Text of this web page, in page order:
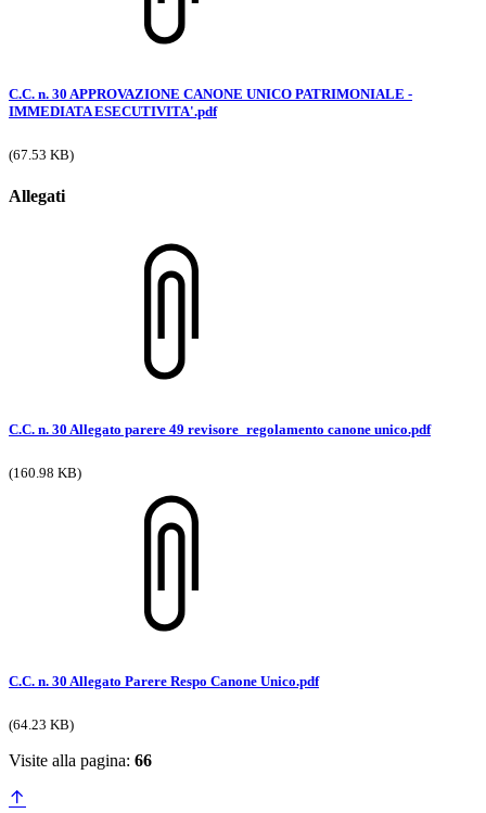
C.C. n. 30 APPROVAZIONE CANONE UNICO PATRIMONIALE -
IMMEDIATA ESECUTIVITA'.pdf
(67.53 KB)
Allegati
C.C. n. 30 Allegato parere 49 revisore_regolamento canone unico.pdf
(160.98 KB)
C.C. n. 30 Allegato Parere Respo Canone Unico.pdf
(64.23 KB)
Visite alla pagina: 66